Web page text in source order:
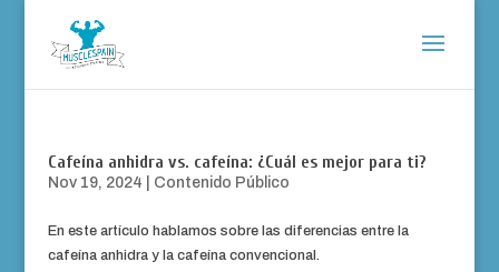
Cafeína anhidra vs. cafeína: ¿Cuál es mejor para ti?
Nov 19, 2024 Contenido Público
En este artículo hablamos sobre las diferencias entre la
cafeína anhidra y la cafeína convencional.